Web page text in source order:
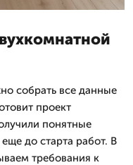
собрать все данные
проект
понятные
до старта работ. В
требования к